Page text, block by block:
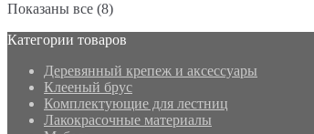
Показаны все (8)
Категории товаров
Деревянный крепеж и аксессуары
Клееный брус
Комплектующие для лестниц
Лакокрасочные материалы